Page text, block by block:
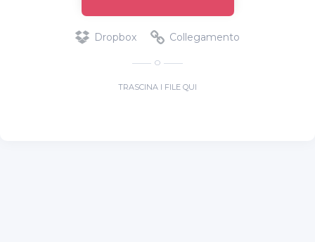
Dropbox Collegamento
O
TRASCINA I FILE QUI